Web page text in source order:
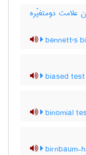
علامت دومتغیّره
bennett's
biased test
binomial
birnbaum-